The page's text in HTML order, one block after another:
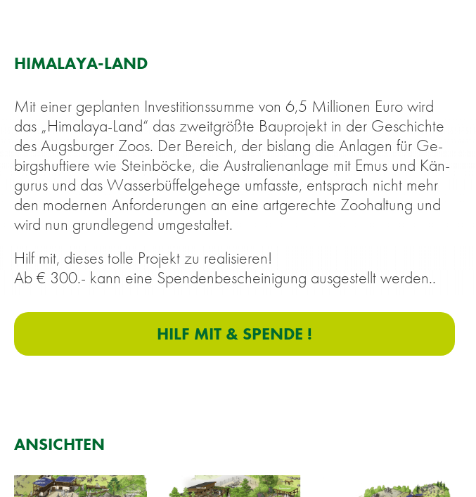
HI­MA­LA­YA-LAND
Mit ei­ner ge­plan­ten In­ves­ti­ti­ons­sum­me von 6,5 Mil­lio­nen Euro wird
das „Hi­ma­la­ya-Land“ das zweit­größ­te Bau­pro­jekt in der Ge­schich­te
des Augs­bur­ger Zoos. Der Be­reich, der bis­lang die An­la­gen für Ge­
birgs­huf­tie­re wie Stein­bö­cke, die Aus­tra­li­en­an­la­ge mit Emus und Kän­
gu­rus und das Was­ser­büf­fel­ge­he­ge um­fass­te, ent­sprach nicht mehr
den mo­der­nen An­for­de­run­gen an eine art­ge­rech­te Zoo­hal­tung und
wird nun grund­le­gend um­ge­stal­tet.
Hilf mit, die­ses tol­le Pro­jekt zu rea­li­sie­ren!
Ab € 300.- kann eine Spen­den­be­schei­ni­gung aus­ge­stellt wer­den..
HILF MIT & SPENDE !
AN­SICH­TEN